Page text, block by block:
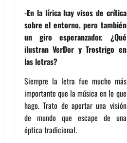
-En la lírica hay visos de crítica
sobre el entorno, pero también
un giro esperanzador. ¿Qué
ilustran VerDor y Trostrigo en
las letras?
Siempre la letra fue mucho más
importante que la música en lo que
hago. Trato de aportar una visión
de mundo que escape de una
óptica tradicional.